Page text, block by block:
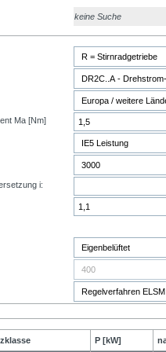
keine Suche
Motorleistung P [kW] / Drehmoment Ma [Nm]
i:
P [kW]